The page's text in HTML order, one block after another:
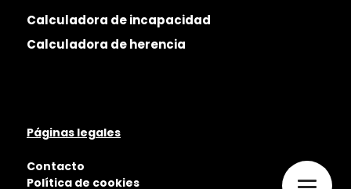
Calculadora de incapacidad
Calculadora de herencia
Páginas legales
Contacto
Política de cookies